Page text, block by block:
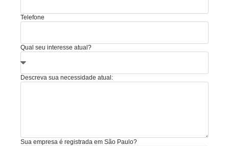
Telefone
Qual seu interesse atual?
Descreva sua necessidade atual:
Sua empresa é registrada em São Paulo?